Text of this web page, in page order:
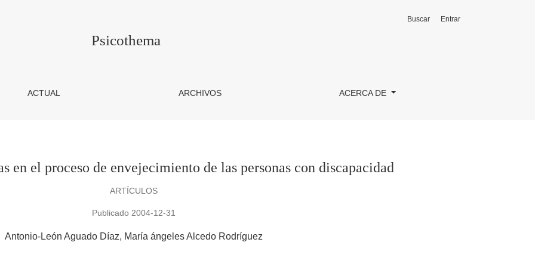
de las personas con discapacidad
Psicothema
ACTUAL ARCHIVOS ACERCA DE
Buscar Entrar
en el proceso de envejecimiento de las personas con discapacidad
ARTÍCULOS
Publicado 2004-12-31
Antonio-León Aguado Díaz María ángeles Alcedo Rodríguez